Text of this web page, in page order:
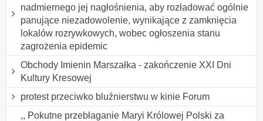
nadmiernego jej nagłośnienia, aby rozładować ogólnie
panujące niezadowolenie, wynikające z zamknięcia
lokalów rozrywkowych, wobec ogłoszenia stanu
zagrożenia epidemic
Obchody Imienin Marszałka - zakończenie XXI Dni
Kultury Kresowej
protest przeciwko bluźnierstwu w kinie Forum
,, Pokutne przebłaganie Maryi Królowej Polski za